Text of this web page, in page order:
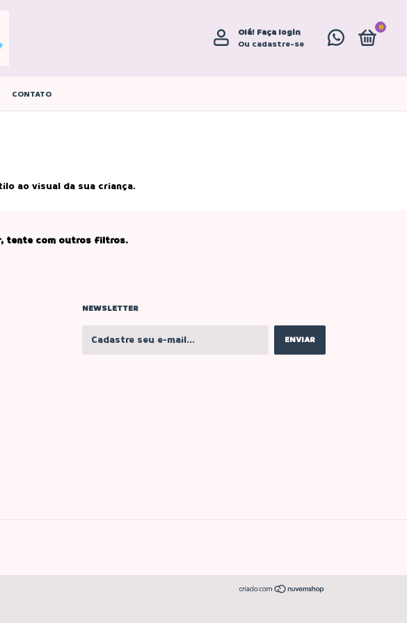
Olá! Faça login
Ou cadastre-se
0
CONTATO
ao visual da sua criança.
tente com outros filtros.
NEWSLETTER